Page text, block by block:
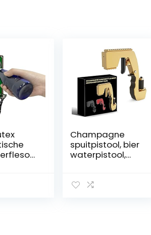
Champagne
spuitpistool, bier
waterpistool,
uitwerper